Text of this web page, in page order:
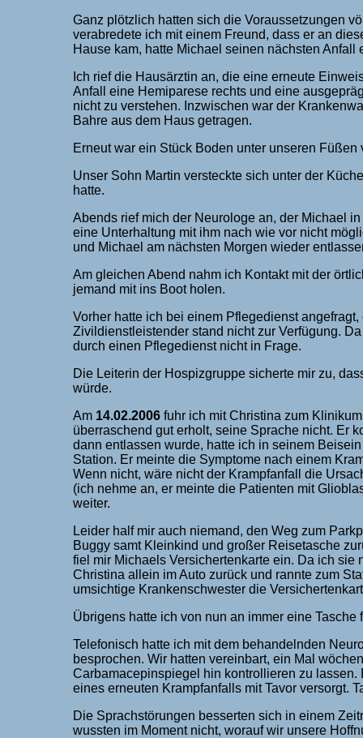
Ganz plötzlich hatten sich die Voraussetzungen
verabredete ich mit einem Freund, dass er an
Hause kam, hatte Michael seinen nächsten Anfall
Ich rief die Hausärztin an, die eine erneute
Anfall eine Hemiparese rechts und eine
nicht zu verstehen. Inzwischen war der
Bahre aus dem Haus getragen.
Erneut war ein Stück Boden unter unseren
Unser Sohn Martin versteckte sich unter der
hatte.
Abends rief mich der Neurologe an, der Michael
eine Unterhaltung mit ihm nach wie vor nicht
und Michael am nächsten Morgen wieder
Am gleichen Abend nahm ich Kontakt mit der
jemand mit ins Boot holen.
Vorher hatte ich bei einem Pflegedienst
Zivildienstleistender stand nicht zur Verfügung.
durch einen Pflegedienst nicht in Frage.
Die Leiterin der Hospizgruppe sicherte mir zu,
würde.
Am 14.02.2006 fuhr ich mit Christina zum
überraschend gut erholt, seine Sprache nicht. Er
dann entlassen wurde, hatte ich in seinem
Station. Er meinte die Symptome nach einem
Wenn nicht, wäre nicht der Krampfanfall die
(ich nehme an, er meinte die Patienten mit
weiter.
Leider half mir auch niemand, den Weg zum
Buggy samt Kleinkind und großer Reisetasche
fiel mir Michaels Versichertenkarte ein. Da ich
Christina allein im Auto zurück und rannte zum
umsichtige Krankenschwester die
Übrigens hatte ich von nun an immer eine Tasche
Telefonisch hatte ich mit dem behandelnden
besprochen. Wir hatten vereinbart, ein Mal
Carbamacepinspiegel hin kontrollieren zu
eines erneuten Krampfanfalls mit Tavor versorgt.
Die Sprachstörungen besserten sich in einem
wussten im Moment nicht, worauf wir unsere